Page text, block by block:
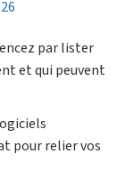
par lister
et qui peuvent
pour relier vos